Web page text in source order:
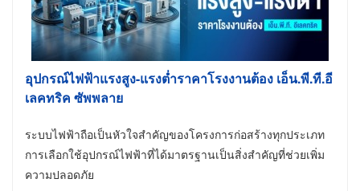
อุปกรณ์ไฟฟ้าแรงสูง-แรงต่ำราคาโรงงานต้อง เอ็น.พี.ที.อี
เลคทริค ซัพพลาย
ระบบไฟฟ้าถือเป็นหัวใจสำคัญของโครงการก่อสร้างทุกประเภท
การเลือกใช้อุปกรณ์ไฟฟ้าที่ได้มาตรฐานเป็นสิ่งสำคัญที่ช่วยเพิ่ม
ความปลอดภัย